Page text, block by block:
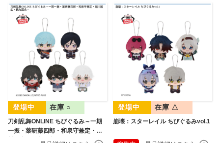
刀剣乱舞ONLINE ちびぐるみ～一期
一振・薬研藤四郎・和泉守兼定・堀
川国広・鶴丸国永～
在庫 ○
崩壊：スターレイル ちびぐるみvol.1
在庫 △